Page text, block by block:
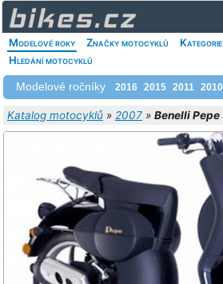
Modelové roky Značky motocyklů
Hledání motocyklů
Modelové ročníky 2016 2015 2011 2010
Katalog motocyklů » 2007 » Benelli Pepe